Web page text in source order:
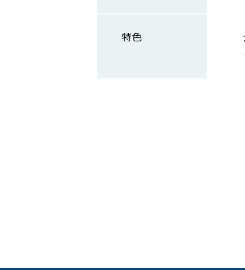
特色